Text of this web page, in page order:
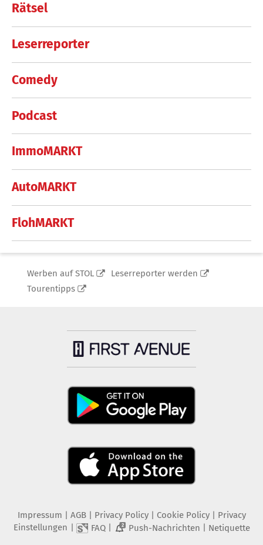
Rätsel
Leserreporter
Comedy
Podcast
ImmoMARKT
AutoMARKT
FlohMARKT
Werben auf STOL
Leserreporter werden
Tourentipps
Impressum AGB Privacy Policy| Cookie Policy| Privacy
Einstellungen
FAQ| 2 Push-Nachrichten Netiquette